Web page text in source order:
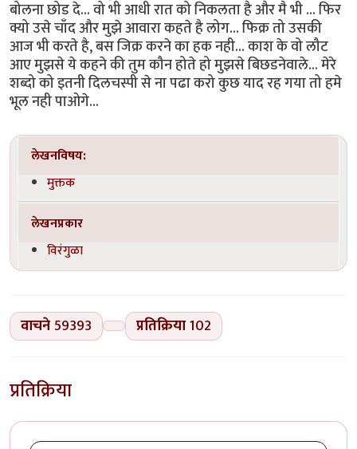
बोलना छोड दे... वो भी आधी रात को निकलता है और मै भी ... फिर
क्यो उसे चाँद और मुझे आवारा कहते है लोग... फिक्र तो उसकी
आज भी करते है, बस जिक्र करने का हक नही... काश के वो लौट
आए मुझसे ये कहने की तुम कौन होते हो मुझसे बिछडनेवाले... मेरे
शब्दो को इतनी दिलचस्पी से ना पढा करो कुछ याद रह गया तो हमे
भूल नही पाओगे...
लेखनविषय:
मुक्तक
लेखनप्रकार
विरंगुळा
वाचने59393 प्रतिक्रिया102
प्रतिक्रिया